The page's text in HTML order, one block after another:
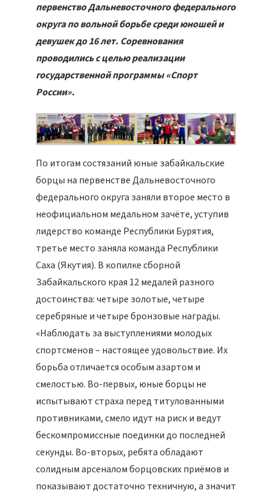
первенство Дальневосточного федерального
округа по вольной борьбе среди юношей и
девушек до 16 лет. Соревнования
проводились с целью реализации
государственной программы «Спорт
России».
По итогам состязаний юные забайкальские
борцы на первенстве Дальневосточного
федерального округа заняли второе место в
неофициальном медальном зачёте, уступив
лидерство команде Республики Бурятия,
третье место заняла команда Республики
Саха (Якутия). В копилке сборной
Забайкальского края 12 медалей разного
достоинства: четыре золотые, четыре
серебряные и четыре бронзовые награды.
«Наблюдать за выступлениями молодых
спортсменов – настоящее удовольствие. Их
борьба отличается особым азартом и
смелостью. Во-первых, юные борцы не
испытывают страха перед титулованными
противниками, смело идут на риск и ведут
бескомпромиссные поединки до последней
секунды. Во-вторых, ребята обладают
солидным арсеналом борцовских приёмов и
показывают достаточно техничную, а значит